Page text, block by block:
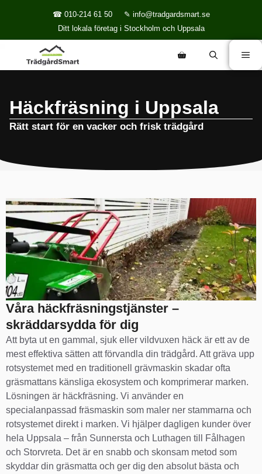
☎ 010-214 61 50
✎ info@tradgardsmart.se
Ditt lokala företag i Stockholm och Uppsala
Häckfräsning i Uppsala
Rätt start för en vacker och frisk trädgård
Våra häckfräsningstjänster –
skräddarsydda för dig
Att byta ut en gammal, sjuk eller vildvuxen häck är ett av de
mest effektiva sätten att förvandla din trädgård. Att gräva upp
rotsystemet med en traditionell grävmaskin skadar ofta
gräsmattans känsliga ekosystem och komprimerar marken.
Lösningen är häckfräsning. Vi använder en
specialanpassad fräsmaskin som maler ner stammarna och
rotsystemet direkt i marken. Vi hjälper dagligen kunder över
hela Uppsala – från Sunnersta och Luthagen till Fålhagen
och Storvreta. Det är en snabb och skonsam metod som
skyddar din gräsmatta och ger dig den absolut bästa och